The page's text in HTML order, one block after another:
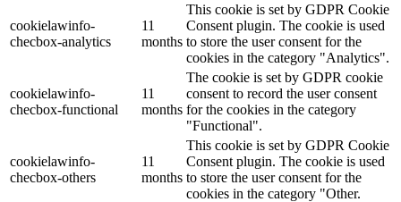
cookielawinfo-
checbox-analytics
11
months
This cookie is set by GDPR Cookie
Consent plugin. The cookie is used
to store the user consent for the
cookies in the category "Analytics".
cookielawinfo-
checbox-functional
11
months
The cookie is set by GDPR cookie
consent to record the user consent
for the cookies in the category
"Functional".
cookielawinfo-
checbox-others
11
months
This cookie is set by GDPR Cookie
Consent plugin. The cookie is used
to store the user consent for the
cookies in the category "Other.